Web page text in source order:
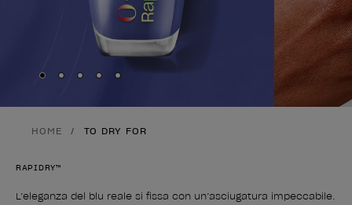
Skip to slide
Skip to slide
Skip to slide
Skip to slide
Skip to slide
HOME TO DRY FOR
RAPIDRY™
L’eleganza del blu reale si fissa con un’asciugatura impeccabile.